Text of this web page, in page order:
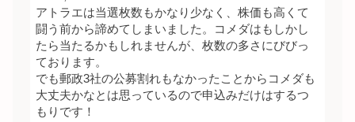
アトラエは当選枚数もかなり少なく、株価も高くて
闘う前から諦めてしまいました。コメダはもしかし
たら当たるかもしれませんが、枚数の多さにびびっ
ております。
でも郵政3社の公募割れもなかったことからコメダも
大丈夫かなとは思っているので申込みだけはするつ
もりです！